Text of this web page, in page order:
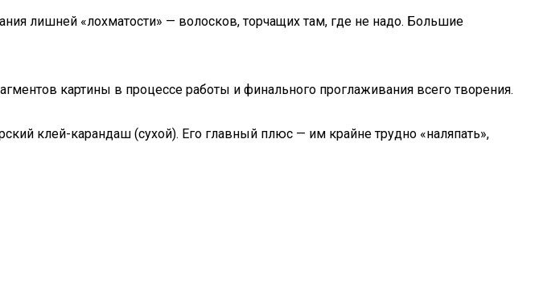
лишней «лохматости» — волосков, торчащих там, где не надо. Большие
картины в процессе работы и финального проглаживания всего творения.
клей-карандаш (сухой). Его главный плюс — им крайне трудно «наляпать»,